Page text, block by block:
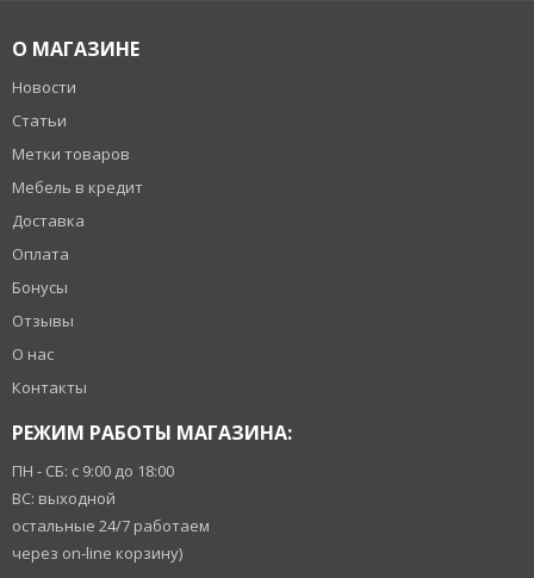
О МАГАЗИНЕ
Новости
Статьи
Метки товаров
Мебель в кредит
Доставка
Оплата
Бонусы
Отзывы
О нас
Контакты
РЕЖИМ РАБОТЫ МАГАЗИНА:
ПН - СБ: с 9:00 до 18:00
ВС: выходной
остальные 24/7 работаем
через on-line корзину)